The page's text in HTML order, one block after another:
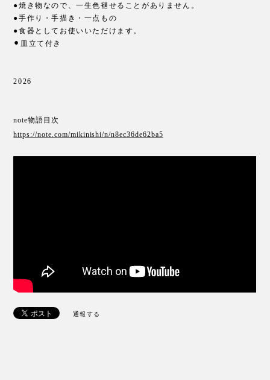
●焼き物なので、一生色褪せることがありません。
●手作り・手描き・一点もの
●食器としてお使いいただけます。
⚫︎皿立て付き
2026
note物語目次
https://note.com/mikinishi/n/n8ec36de62ba5
通報する